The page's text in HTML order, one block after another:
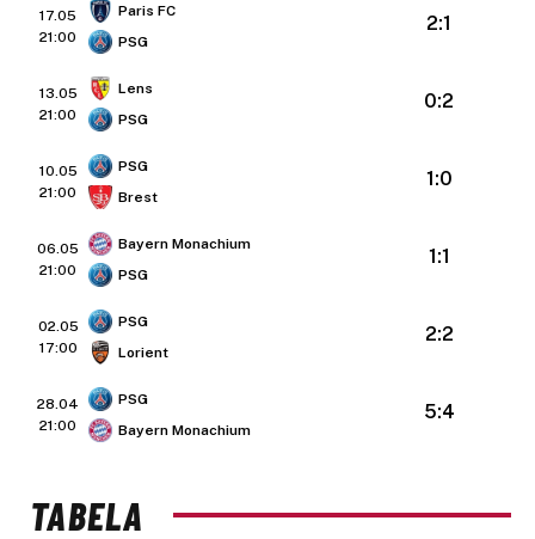
17.05
21:00
Paris FC
PSG
2:1
13.05
21:00
Lens
PSG
0:2
10.05
21:00
PSG
Brest
1:0
06.05
21:00
Bayern Monachium
PSG
1:1
02.05
17:00
PSG
Lorient
2:2
28.04
21:00
PSG
Bayern Monachium
5:4
TABELA